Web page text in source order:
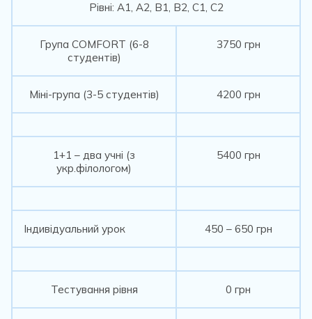
Рівні: А1, А2, В1, В2, С1, С2
Група COMFORT (6-8
студентів)
3750 грн
Міні-група (3-5 студентів) 4200 грн
1+1 – два учні (з
укр.філологом)
5400 грн
Індивідуальний урок 450 – 650 грн
Тестування рівня 0 грн